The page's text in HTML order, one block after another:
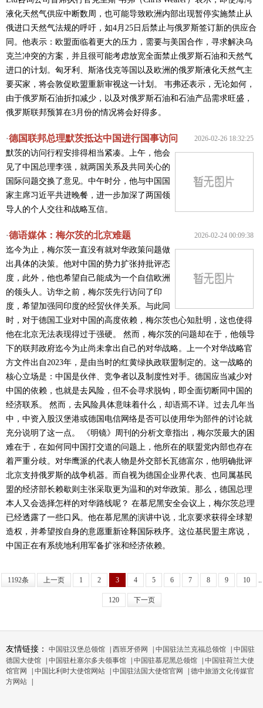
液化天然气供应中断数周，也可能导致欧洲内部出现暂停实施禁止从
俄进口天然气法规的呼吁，如4月25日后禁止与俄罗斯签订新的供应合
同。他表示：欧盟面临着更大的压力，需要与美国合作，寻求解决乌
克兰冲突的方案，并且很可能考虑放宽全面禁止俄罗斯石油和天然气
进口的计划。匈牙利、斯洛伐克等国以及欧洲的俄罗斯液化天然气主
要买家，将会敦促欧盟重新审视这一计划。 韦弗还表示，无论如何，
由于俄罗斯石油折扣减少，以及对俄罗斯石油和石油产品需求旺盛，
俄罗斯联邦预算在3月份的情况将会好得多。
2026-02-26 18:32:25
·德国联邦总理默茨抵达中国进行国事访问
默茨的访问行程安排得相当紧凑。上午，他会
见了中国总理李强，就两国关系及共同关心的
国际问题交换了意见。中午时分，他与中国国
家主席习近平共进晚餐，进一步加深了两国领
导人的个人交往和战略互信。
2026-02-24 00:09:38
·德语媒体：梅尔茨的北京难题
迄今为止，梅尔茨一直没有就对华政策问题做
出具体的决策。他对中国的势力扩张持批评态
度，此外，他也希望自己能成为一个自信欧洲
的领头人。访华之前，梅尔茨先行访问了印
度，希望加强同印度的经贸伙伴关系。与此同
时，对于德国工业对中国的高度依赖，梅尔茨也心知肚明，这也使得
他在北京无法表现得过于强硬。 然而，梅尔茨的问题却在于，他领导
下的联邦政府迄今为止尚未拿出自己的对华战略。上一个对华战略官
方文件出自2023年，是由当时的红黄绿执政联盟制定的。这一战略的
核心立场是：中国是伙伴、竞争者以及制度性对手。德国应当减少对
中国的依赖，也就是去风险，但不会寻求脱钩，即全面切断同中国的
经济联系。 然而，去风险具体意味着什么，却语焉不详。过去几年当
中，中资入股汉堡港或德国电信网络是否可以使用华为部件的讨论就
充分说明了这一点。 《明镜》周刊的分析文章指出，梅尔茨最大的困
难在于，在如何同中国打交道的问题上，他所在的联盟党内部也存在
着严重分歧。对华鹰派的代表人物是外交部长瓦德富尔，他明确批评
北京支持俄罗斯的战争机器。而自视为德国企业界代表、也同属基民
盟的经济部长赖歇则主张采取更为温和的对华政策。那么，德国总理
本人又会选择怎样的对华路线呢？ 在慕尼黑安全会议上，梅尔茨总理
已经透露了一些口风。他在慕尼黑的演讲中说，北京要求获得全球塑
造权，并希望按自身的意愿重新诠释国际秩序。这位基民盟主席说，
中国正在有系统地利用军备扩张和经济依赖。
1192条 上一页 1 2 3 4 5 6 7 8 9 10 ..
120 下一页
友情链接： 中国驻汉堡总领馆 西班牙侨网 中国驻法兰克福总领馆
中国驻
德国大使馆
中国驻杜塞尔多夫领事馆 中国驻慕尼黑总领馆
中国驻荷兰大使
馆官网
中国比利时大使馆网站 中国驻法国大使馆官网
德中旅游文化传媒官
方网站